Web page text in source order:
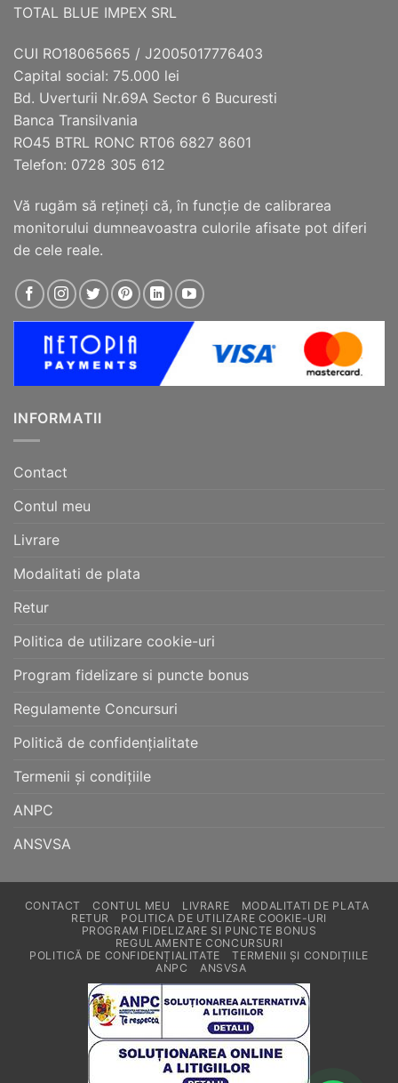
TOTAL BLUE IMPEX SRL
CUI RO18065665 / J2005017776403
Capital social: 75.000 lei
Bd. Uverturii Nr.69A Sector 6 Bucuresti
Banca Transilvania
RO45 BTRL RONC RT06 6827 8601
Telefon: 0728 305 612
Vă rugăm să reţineţi că, în funcţie de calibrarea
monitorului dumneavoastra culorile afisate pot diferi
de cele reale.
INFORMATII
Contact
Contul meu
Livrare
Modalitati de plata
Retur
Politica de utilizare cookie-uri
Program fidelizare si puncte bonus
Regulamente Concursuri
Politică de confidențialitate
Termenii și condițiile
ANPC
ANSVSA
CONTACT CONTUL MEU LIVRARE
MODALITATI DE PLATA
RETUR
POLITICA DE UTILIZARE COOKIE-URI
PROGRAM FIDELIZARE SI PUNCTE BONUS
REGULAMENTE CONCURSURI
POLITICĂ DE CONFIDENȚIALITATE
TERMENII ȘI CONDIȚIILE
ANPC
ANSVSA